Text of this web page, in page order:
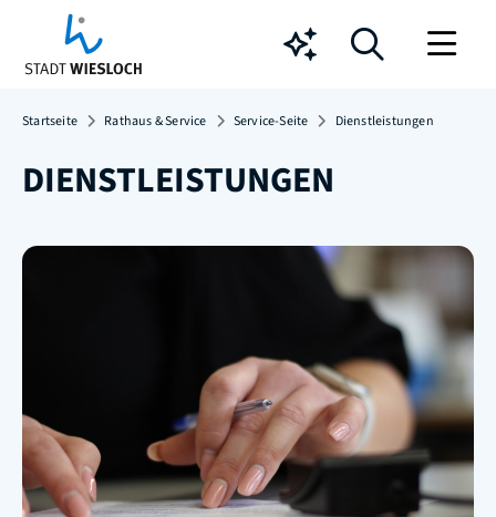
Chatbot
Startseite Rathaus & Service Service-Seite Dienstleistungen
DIENSTLEISTUNGEN